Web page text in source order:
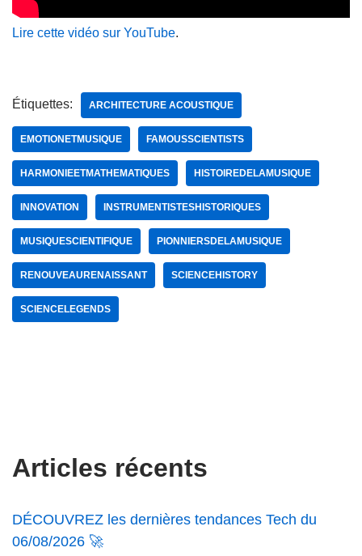
Lire cette vidéo sur YouTube.
Étiquettes: ARCHITECTURE ACOUSTIQUE
EMOTIONETMUSIQUE FAMOUSSCIENTISTS
HARMONIEETMATHEMATIQUES HISTOIREDELAMUSIQUE
INNOVATION INSTRUMENTISTESHISTORIQUES
MUSIQUESCIENTIFIQUE PIONNIERSDELAMUSIQUE
RENOUVEAURENAISSANT SCIENCEHISTORY
SCIENCELEGENDS
Articles récents
DÉCOUVREZ les dernières tendances Tech du
06/08/2026 🚀